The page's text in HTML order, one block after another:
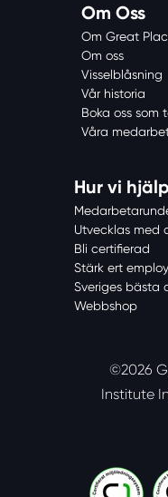
Om Oss
Om Great
Om oss
Visselblåsning
Vår historia
Boka oss som
Våra
Hur vi
Utvecklas med
Bli certifierad
Stärk ert
Sveriges bästa
Webbshop
©2026
Institute